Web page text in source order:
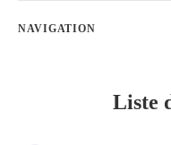
NAVIGATION
Liste